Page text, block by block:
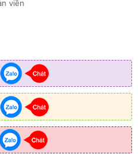
viền
ARM Cortex-A55 1.70 GHz